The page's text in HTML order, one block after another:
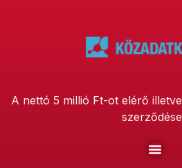
A nettó 5 millió Ft-ot elérő